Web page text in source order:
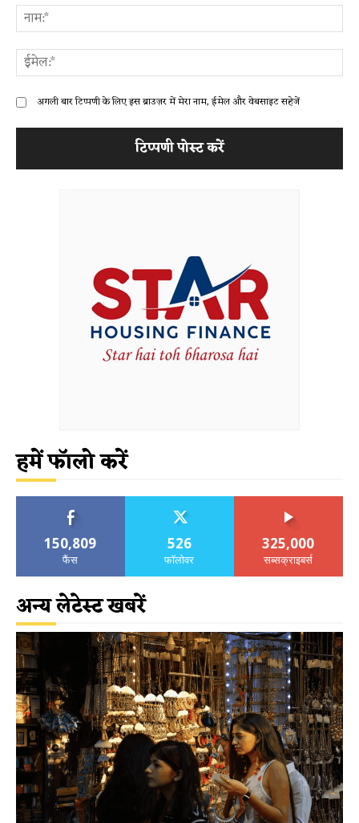
अगली बार टिप्पणी के लिए इस ब्राउज़र में मेरा नाम, ईमेल और वेबसाइट सहेजें
हमें फॉलो करें
150,809
फैंस
526
फॉलोवर
325,000
सब्सक्राइबर्स
अन्य लेटेस्ट खबरें